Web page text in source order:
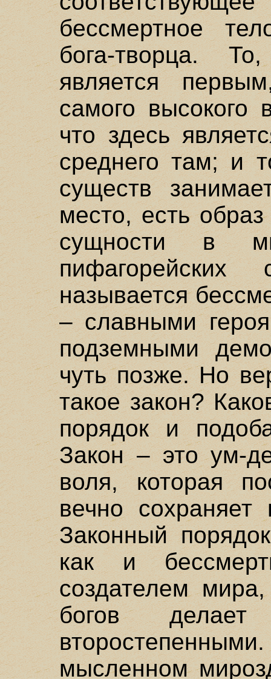
бессмертное
бога-творца.
является
самого
что здесь
среднего там; и
существ
место, есть
сущности в
называется
– славными
подземными
чуть позже. Но
такое закон?
порядок и
Закон – это ум-
воля, которая
вечно
Законный
как и
создателем
богов
мысленном